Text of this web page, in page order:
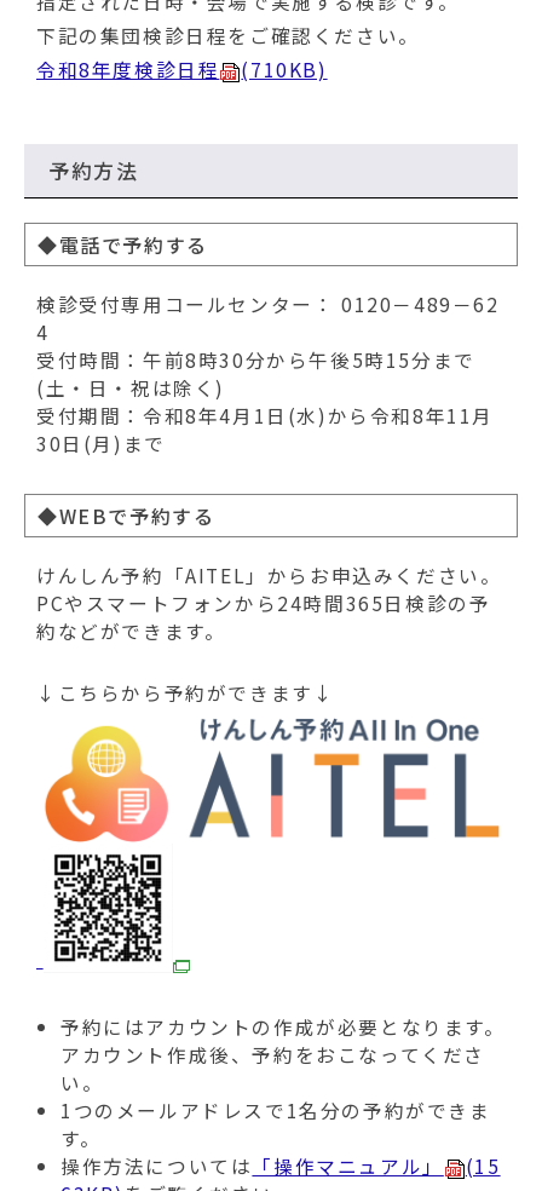
下記の集団検診日程をご確認ください。
令和8年度検診日程
(710KB)
予約方法
◆電話で予約する
検診受付専用コールセンター： 0120－489－62
4
受付時間：午前8時30分から午後5時15分まで
(土・日・祝は除く)
受付期間：令和8年4月1日(水)から令和8年11月
30日(月)まで
◆WEBで予約する
けんしん予約「AITEL」からお申込みください。
PCやスマートフォンから24時間365日検診の予
約などができます。
↓こちらから予約ができます↓
予約にはアカウントの作成が必要となります。
アカウント作成後、予約をおこなってくださ
い。
1つのメールアドレスで1名分の予約ができま
す。
操作方法については 「操作マニュアル」
(15